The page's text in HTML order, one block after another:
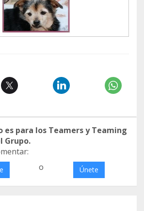
es para los Teamers y Teaming
Grupo.
o Únete